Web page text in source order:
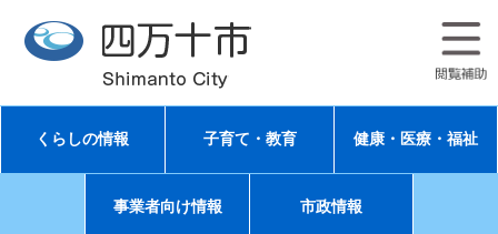
先
す
を
し
くらしの情報 子育て・教育 健康・医療・福祉
事業者向け情報 市政情報